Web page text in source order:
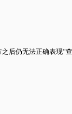
后仍无法正确表现“